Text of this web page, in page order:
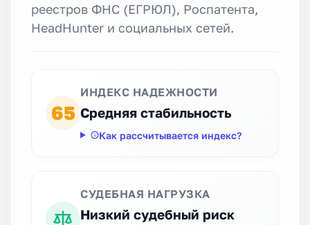
реестров ФНС (ЕГРЮЛ), Роспатента,
HeadHunter и социальных сетей.
65
ИНДЕКС НАДЕЖНОСТИ
Средняя стабильность
Как рассчитывается индекс?
СУДЕБНАЯ НАГРУЗКА
Низкий судебный риск